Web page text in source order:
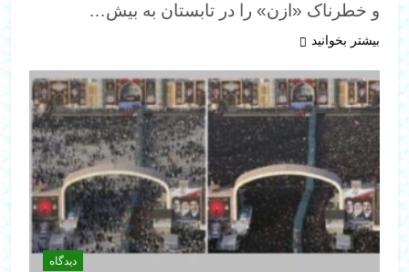
و خطرناک «ازن» را در تابستان به بیش…
بیشتر بخوانید
دیدگاه